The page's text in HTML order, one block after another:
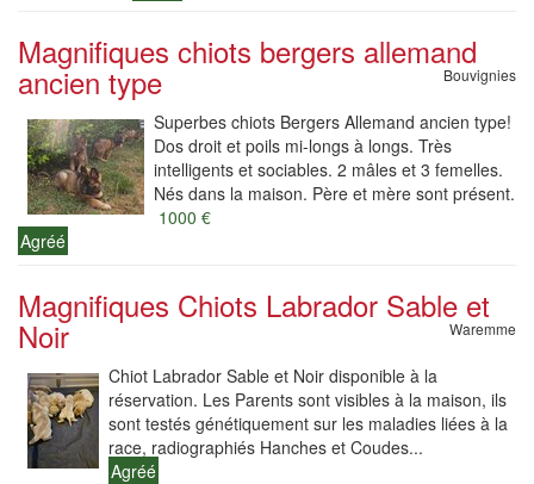
Magnifiques chiots bergers allemand
ancien type Bouvignies
Superbes chiots Bergers Allemand ancien type!
Dos droit et poils mi-longs à longs. Très
intelligents et sociables. 2 mâles et 3 femelles.
Nés dans la maison. Père et mère sont présent.
1000 €
Agréé
Magnifiques Chiots Labrador Sable et
Noir Waremme
Chiot Labrador Sable et Noir disponible à la
réservation. Les Parents sont visibles à la maison, ils
sont testés génétiquement sur les maladies liées à la
race, radiographiés Hanches et Coudes...
Agréé